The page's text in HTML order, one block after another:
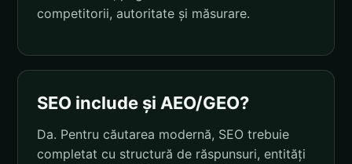
competitorii, autoritate și măsurare.
SEO include și AEO/GEO?
Da. Pentru căutarea modernă, SEO trebuie
completat cu structură de răspunsuri, entități